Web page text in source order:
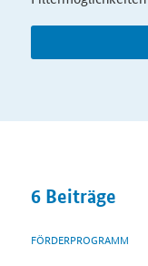
6 Beiträge
FÖRDERPROGRAMM